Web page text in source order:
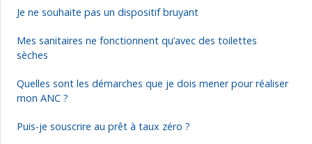
Je ne souhaite pas un dispositif bruyant
Mes sanitaires ne fonctionnent qu’avec des toilettes
sèches
Quelles sont les démarches que je dois mener pour réaliser
mon ANC ?
Puis-je souscrire au prêt à taux zéro ?